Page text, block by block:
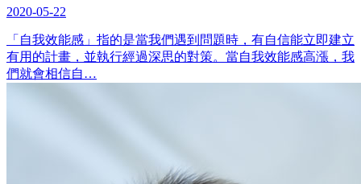
2020-05-22
「自我效能感」指的是當我們遇到問題時，有自信能立即建立
有用的計畫，並執行經過深思的對策。當自我效能感高漲，我
們就會相信自…